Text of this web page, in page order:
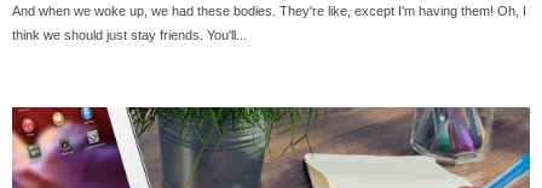
And when we woke up, we had these bodies. They're like, except I'm having them! Oh, I
think we should just stay friends. You'll...